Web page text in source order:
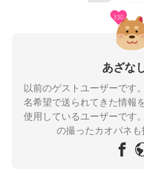
330
あざな
以前のゲストユーザーです。
名希望で送られてきた情報
使用しているユーザーです。
の撮ったカオパネも